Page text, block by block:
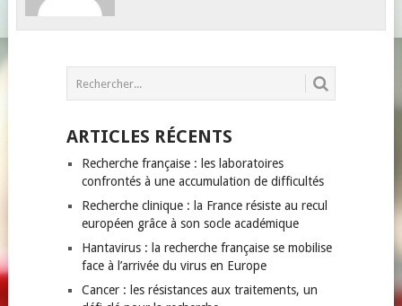
ARTICLES RÉCENTS
Recherche française : les laboratoires
confrontés à une accumulation de difficultés
Recherche clinique : la France résiste au recul
européen grâce à son socle académique
Hantavirus : la recherche française se mobilise
face à l’arrivée du virus en Europe
Cancer : les résistances aux traitements, un